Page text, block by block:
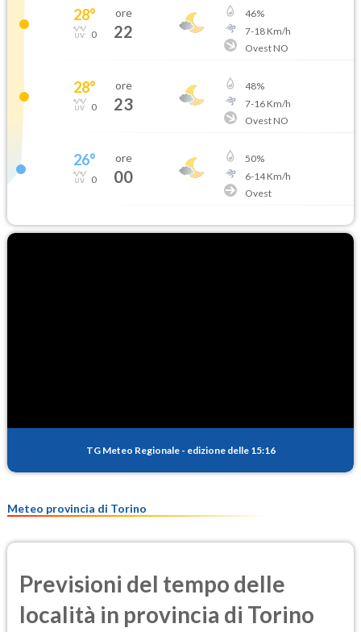
28°
0
ore
22
46%
7-18Km/h
Ovest NO
28°
0
ore
23
48%
7-16Km/h
Ovest NO
26°
0
ore
00
50%
6-14Km/h
Ovest
TG Meteo Regionale - edizione delle 15:16
Meteo provincia di Torino
Previsioni del tempo delle
località in provincia di Torino